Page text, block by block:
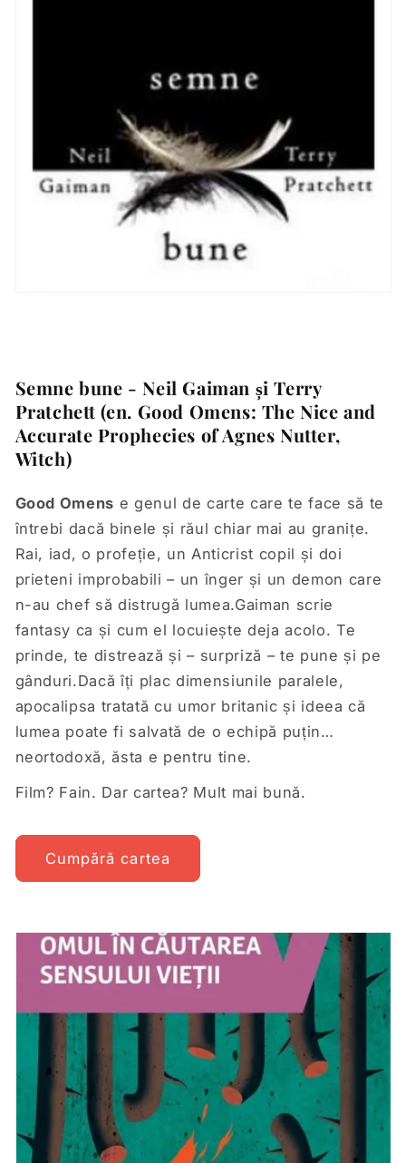
Semne bune - Neil Gaiman și Terry
Pratchett (en. Good Omens: The Nice and
Accurate Prophecies of Agnes Nutter,
Witch)
Good Omens e genul de carte care te face să te
întrebi dacă binele și răul chiar mai au granițe.
Rai, iad, o profeție, un Anticrist copil și doi
prieteni improbabili – un înger și un demon care
n-au chef să distrugă lumea.Gaiman scrie
fantasy ca și cum el locuiește deja acolo. Te
prinde, te distrează și – surpriză – te pune și pe
gânduri.Dacă îți plac dimensiunile paralele,
apocalipsa tratată cu umor britanic și ideea că
lumea poate fi salvată de o echipă puțin…
neortodoxă, ăsta e pentru tine.
Film? Fain. Dar cartea? Mult mai bună.
Cumpără cartea